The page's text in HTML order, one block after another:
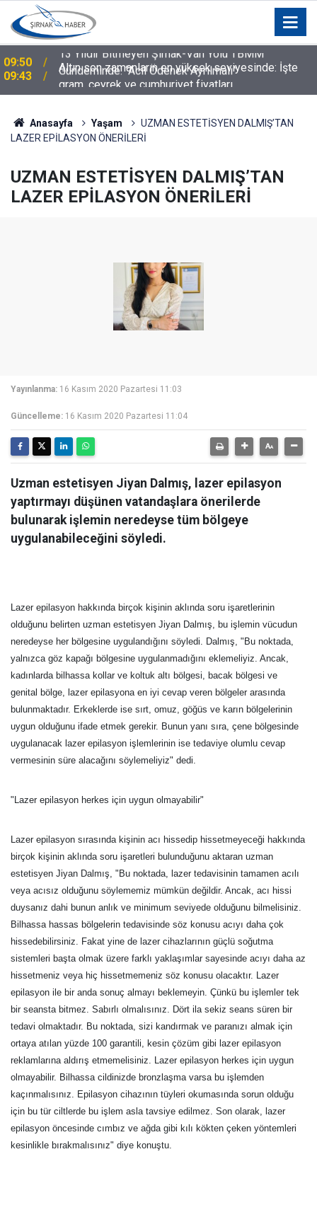
09:43
Altın son zamanların en yüksek seviyesinde: İşte
gram, çeyrek ve cumhuriyet fiyatları
Anasayfa Yaşam
UZMAN ESTETİSYEN DALMIŞ’TAN
LAZER EPİLASYON ÖNERİLERİ
UZMAN ESTETİSYEN DALMIŞ’TAN
LAZER EPİLASYON ÖNERİLERİ
Yayınlanma: 16 Kasım 2020 Pazartesi 11:03
Güncelleme: 16 Kasım 2020 Pazartesi 11:04
Uzman estetisyen Jiyan Dalmış, lazer epilasyon
yaptırmayı düşünen vatandaşlara önerilerde
bulunarak işlemin neredeyse tüm bölgeye
uygulanabileceğini söyledi.
Lazer epilasyon hakkında birçok kişinin aklında soru işaretlerinin
olduğunu belirten uzman estetisyen Jiyan Dalmış, bu işlemin vücudun
neredeyse her bölgesine uygulandığını söyledi. Dalmış, "Bu noktada,
yalnızca göz kapağı bölgesine uygulanmadığını eklemeliyiz. Ancak,
kadınlarda bilhassa kollar ve koltuk altı bölgesi, bacak bölgesi ve
genital bölge, lazer epilasyona en iyi cevap veren bölgeler arasında
bulunmaktadır. Erkeklerde ise sırt, omuz, göğüs ve karın bölgelerinin
uygun olduğunu ifade etmek gerekir. Bunun yanı sıra, çene bölgesinde
uygulanacak lazer epilasyon işlemlerinin ise tedaviye olumlu cevap
vermesinin süre alacağını söylemeliyiz" dedi.
"Lazer epilasyon herkes için uygun olmayabilir"
Lazer epilasyon sırasında kişinin acı hissedip hissetmeyeceği hakkında
birçok kişinin aklında soru işaretleri bulunduğunu aktaran uzman
estetisyen Jiyan Dalmış, "Bu noktada, lazer tedavisinin tamamen acılı
veya acısız olduğunu söylememiz mümkün değildir. Ancak, acı hissi
duysanız dahi bunun anlık ve minimum seviyede olduğunu bilmelisiniz.
Bilhassa hassas bölgelerin tedavisinde söz konusu acıyı daha çok
hissedebilirsiniz. Fakat yine de lazer cihazlarının güçlü soğutma
sistemleri başta olmak üzere farklı yaklaşımlar sayesinde acıyı daha az
hissetmeniz veya hiç hissetmemeniz söz konusu olacaktır. Lazer
epilasyon ile bir anda sonuç almayı beklemeyin. Çünkü bu işlemler tek
bir seansta bitmez. Sabırlı olmalısınız. Dört ila sekiz seans süren bir
tedavi olmaktadır. Bu noktada, sizi kandırmak ve paranızı almak için
ortaya atılan yüzde 100 garantili, kesin çözüm gibi lazer epilasyon
reklamlarına aldırış etmemelisiniz. Lazer epilasyon herkes için uygun
olmayabilir. Bilhassa cildinizde bronzlaşma varsa bu işlemden
kaçınmalısınız. Epilasyon cihazının tüyleri okumasında sorun olduğu
için bu tür ciltlerde bu işlem asla tavsiye edilmez. Son olarak, lazer
epilasyon öncesinde cımbız ve ağda gibi kılı kökten çeken yöntemleri
kesinlikle bırakmalısınız" diye konuştu.